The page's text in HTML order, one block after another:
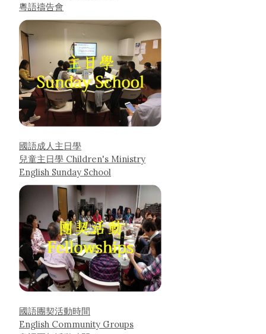
粵語禱告會
國語成人主日學
兒童主日學 Children's Ministry
English Sunday School
國語團契活動時間
English Community Groups